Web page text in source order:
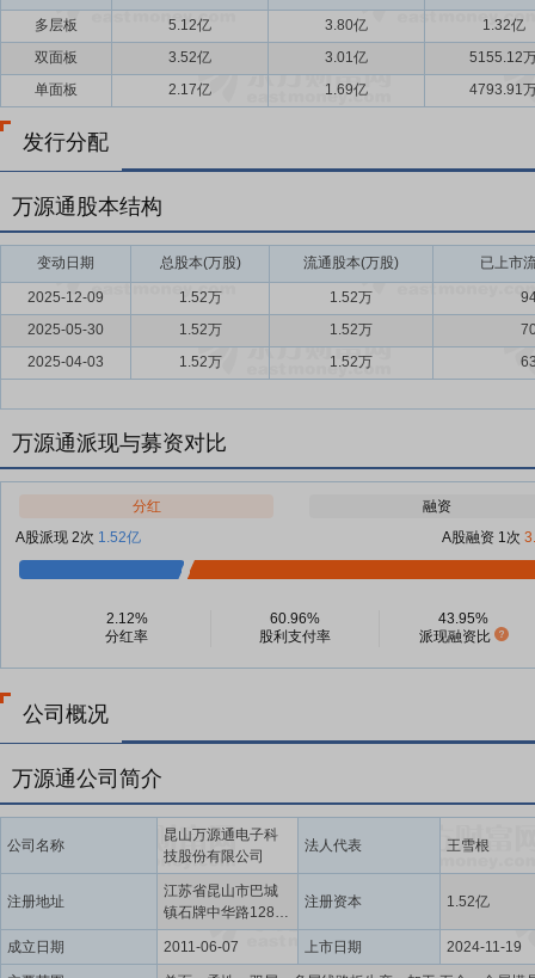
多层板 5.12亿 3.80亿
1.32亿
双面板
3.52亿 3.01亿
5155.12
单面板
2.17亿 1.69亿 4793.91
发行分配
万源通股本结构
变动日期 总股本(万股) 流通股本(万股) 已上市
2025-12-09 1.52万 1.52万
2025-05-30
1.52万 1.52万
2025-04-03
1.52万 1.52万
万源通派现与募资对比
分红
融资
A股派现 2次 1.52亿 A股融资 1次
2.12%
分红率
60.96%
股利支付率
43.95%
派现融资比
公司概况
万源通公司简介
公司名称
昆山万源通电子科
技股份有限公司
法人代表 王雪根
注册地址
江苏省昆山市巴城
镇石牌中华路1288
号
注册资本 1.52亿
成立日期 2011-06-07 上市日期 2024-11-19